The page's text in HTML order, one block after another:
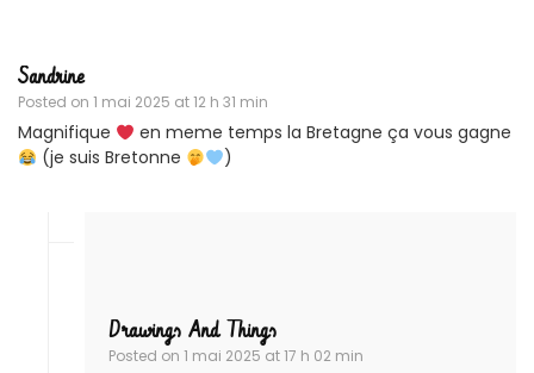
Sandrine
Posted on 1 mai 2025 at 12 h 31 min
Magnifique
en meme temps la Bretagne ça vous gagne
(je suis Bretonne
)
Drawings And Things
Posted on 1 mai 2025 at 17 h 02 min